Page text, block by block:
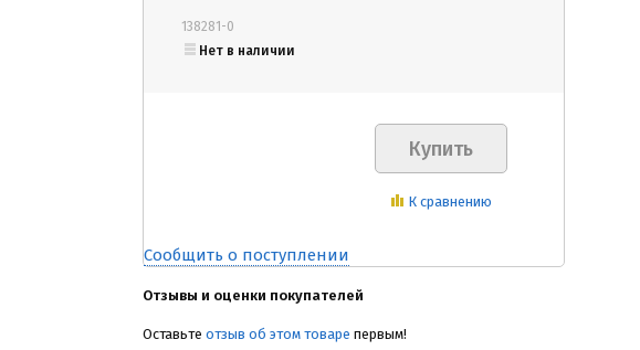
138281-0
Нет в наличии
К сравнению
Сообщить о поступлении
Отзывы и оценки покупателей
Оставьте отзыв об этом товаре первым!